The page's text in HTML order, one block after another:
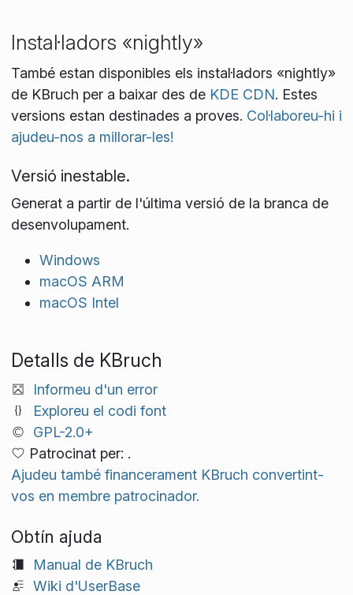
Instal·ladors «nightly»
També estan disponibles els instal·ladors «nightly»
de KBruch per a baixar des de KDE CDN. Estes
versions estan destinades a proves. Col·laboreu-hi i
ajudeu-nos a millorar-les!
Versió inestable.
Generat a partir de l'última versió de la branca de
desenvolupament.
Windows
macOS ARM
macOS Intel
Detalls de KBruch
Informeu d'un error
Exploreu el codi font
GPL-2.0+
Patrocinat per: .
Ajudeu també financerament KBruch convertint-
vos en membre patrocinador.
Obtín ajuda
Manual de KBruch
Wiki d'UserBase